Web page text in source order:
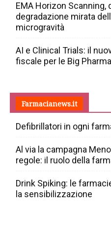
EMA Horizon Scanning,
degradazione mirata
microgravità
AI e Clinical Trials: il
fiscale per le Big Pharma
Farmacianews.it
Defibrillatori in ogni
Al via la campagna
regole: il ruolo della
Drink Spiking: le
la sensibilizzazione